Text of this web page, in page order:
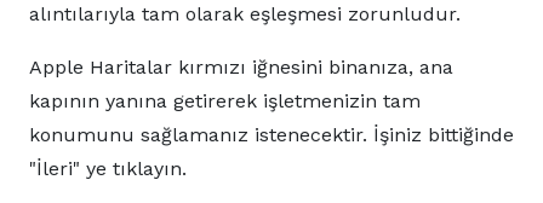
alıntılarıyla tam olarak eşleşmesi zorunludur.
Apple Haritalar kırmızı iğnesini binanıza, ana
kapının yanına getirerek işletmenizin tam
konumunu sağlamanız istenecektir. İşiniz bittiğinde
"İleri" ye tıklayın.